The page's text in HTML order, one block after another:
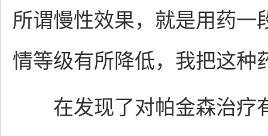
所谓慢性效果，就是用药一
情等级有所降低，我把这种
在发现了对帕金森治疗